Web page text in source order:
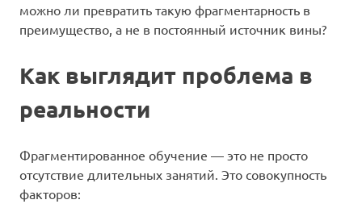
можно ли превратить такую фрагментарность в
преимущество, а не в постоянный источник вины?
Как выглядит проблема в
реальности
Фрагментированное обучение — это не просто
отсутствие длительных занятий. Это совокупность
факторов: